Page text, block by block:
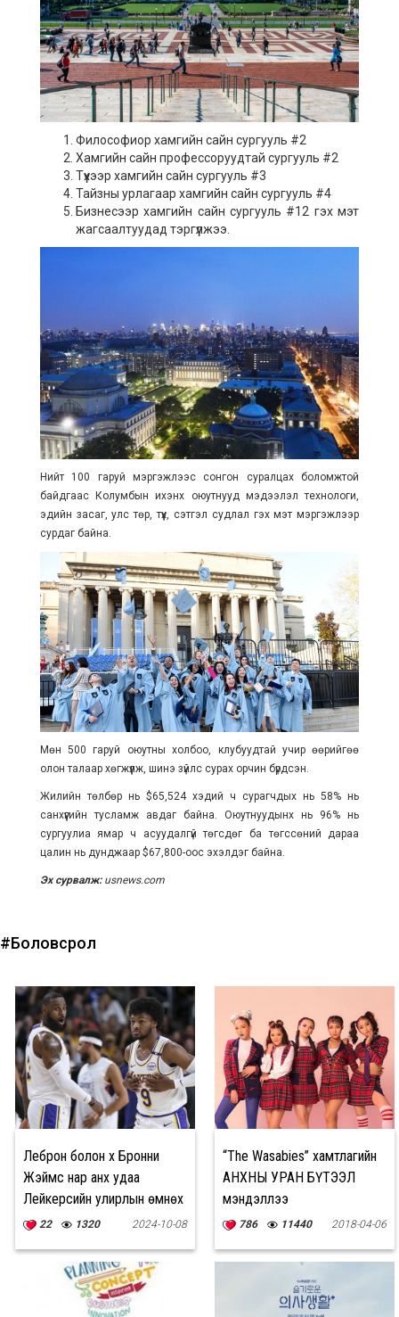
Философиор хамгийн сайн сургууль #2
Хамгийн сайн профессоруудтай сургууль #2
Түүхээр хамгийн сайн сургууль #3
Тайзны урлагаар хамгийн сайн сургууль #4
Бизнесээр хамгийн сайн сургууль #12 гэх мэт
жагсаалтуудад тэргүүлжээ.
Нийт 100 гаруй мэргэжлээс сонгон суралцах боломжтой
байдгаас Колумбын ихэнх оюутнууд мэдээлэл технологи,
эдийн засаг, улс төр, түүх, сэтгэл судлал гэх мэт мэргэжлээр
сурдаг байна.
Мөн 500 гаруй оюутны холбоо, клубуудтай учир өөрийгөө
олон талаар хөгжүүлж, шинэ зүйлс сурах орчин бүрдсэн.
Жилийн төлбөр нь $65,524 хэдий ч сурагчдых нь 58% нь
санхүүгийн тусламж авдаг байна. Оюутнуудынх нь 96% нь
сургуулиа ямар ч асуудалгүй төгсдөг ба төгссөний дараа
цалин нь дунджаар $67,800-оос эхэлдэг байна.
Эх сурвалж:usnews.com
#Боловсрол
Леброн болон хүү Бронни
Жэймс нар анх удаа
Лейкерсийн улирлын өмнөх
тоглолтонд хамтдаа
22 1320 2024-10-08
“The Wasabies” хамтлагийн
АНХНЫ УРАН БҮТЭЭЛ
мэндэллээ
786 11440 2018-04-06